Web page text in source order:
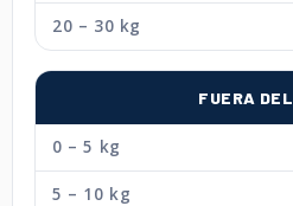
20 – 30 kg
FUERA DEL
0 – 5 kg
5 – 10 kg